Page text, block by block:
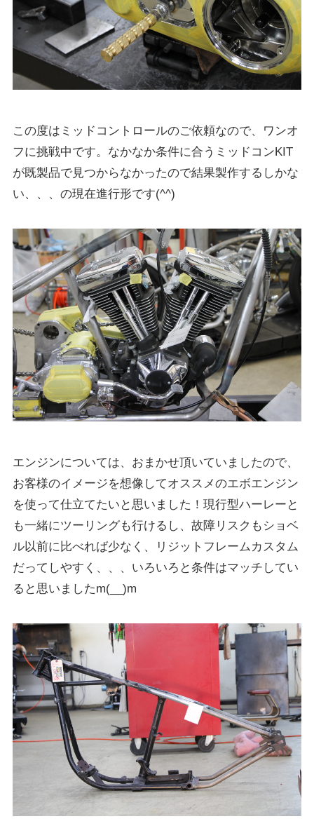
この度はミッドコントロールのご依頼なので、ワンオ
フに挑戦中です。なかなか条件に合うミッドコンKIT
が既製品で見つからなかったので結果製作するしかな
い、、、の現在進行形です(^^)
エンジンについては、おまかせ頂いていましたので、
お客様のイメージを想像してオススメのエボエンジン
を使って仕立てたいと思いました！現行型ハーレーと
も一緒にツーリングも行けるし、故障リスクもショベ
ル以前に比べれば少なく、リジットフレームカスタム
だってしやすく、、、いろいろと条件はマッチしてい
ると思いましたm(__)m